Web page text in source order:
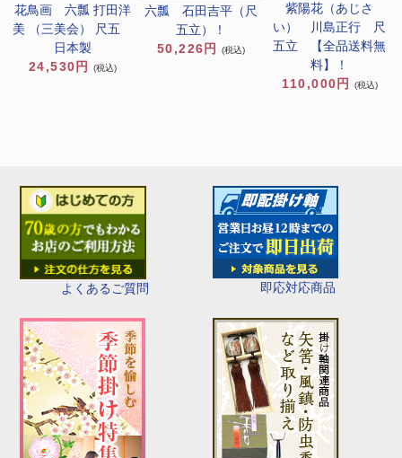
よくあるご質問 即応対応商品
花鳥画 六瓢 打田洋
美 （三美会） 尺五
日本製
24,530円
(税込)
六瓢 石田吉平（尺
五立）！
50,226円
(税込)
紫陽花（あじさ
い） 川島正行 尺
五立 【全品送料無
料】！
110,000円
(税込)